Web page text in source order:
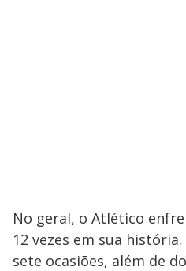
No geral, o Atlético
12 vezes em sua
sete ocasiões, além de